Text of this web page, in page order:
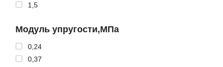
1,5
Модуль упругости,МПа
0,24
0,37